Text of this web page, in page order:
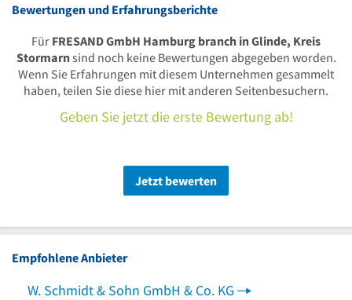
Bewertungen und Erfahrungsberichte
Für FRESAND GmbH Hamburg branch in Glinde, Kreis
Stormarnsind noch keine Bewertungen abgegeben worden.
Wenn Sie Erfahrungen mit diesem Unternehmen gesammelt
haben, teilen Sie diese hier mit anderen Seitenbesuchern.
Geben Sie jetzt die erste Bewertung ab!
Jetzt bewerten
Empfohlene Anbieter
W. Schmidt & Sohn GmbH & Co. KG